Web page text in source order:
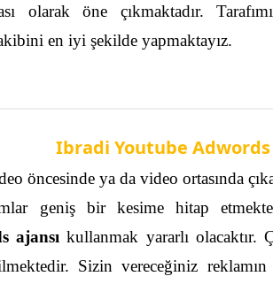
olarak öne çıkmaktadır.
en iyi şekilde yapmaktayız.
Ibradi Youtube Adwords
öncesinde ya da video ortasında
geniş bir kesime hitap
ajansı kullanmak yararlı olacaktır.
Sizin vereceğiniz